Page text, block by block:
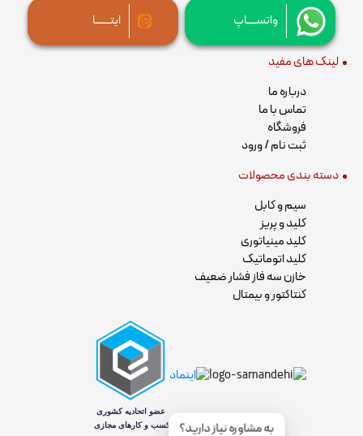
واتســــاپ ایتــــــا
لینک های مفید
درباره ما
تماس با ما
فروشگاه
ثبت نام / ورود
دسته بندی محصولات
سیم و کابل
کلید و پریز
کلید مینیاتوری
کلید اتوماتیک
خازن سه فاز فشار ضعیف
کنتاکتور و بیمتال
به مشاوره نیاز دارید؟